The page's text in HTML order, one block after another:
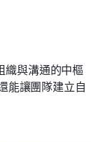
織與溝通的中樞
能讓團隊建立自